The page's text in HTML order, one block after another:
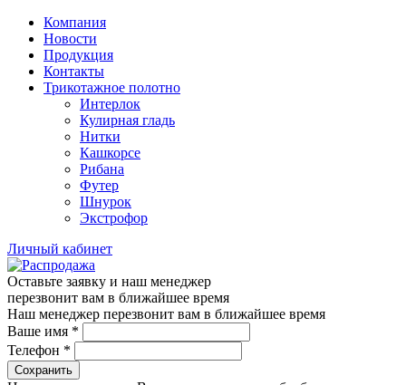
Компания
Новости
Продукция
Контакты
Трикотажное полотно
Интерлок
Кулирная гладь
Нитки
Кашкорсе
Рибана
Футер
Шнурок
Экстрофор
Личный кабинет
Оставьте заявку и наш менеджер
перезвонит вам в ближайшее время
Наш менеджер перезвонит вам в ближайшее время
Ваше имя *
Телефон *
Сохранить